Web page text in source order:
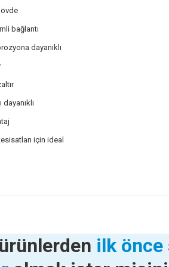
bağlantı
dayanıklı
için ideal
bulunuyor.
Atık Su Borusu
Dublex Boru 125X3000 PVC BORU
ürünlerden ilk önce